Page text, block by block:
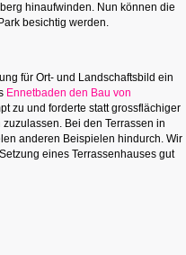
hinaufwinden. Nun können die
besichtig werden.
für Ort- und Landschaftsbild ein
Ennetbaden den Bau von
zu und forderte statt grossflächiger
Bei den Terrassen in
anderen Beispielen hindurch. Wir
eines Terrassenhauses gut